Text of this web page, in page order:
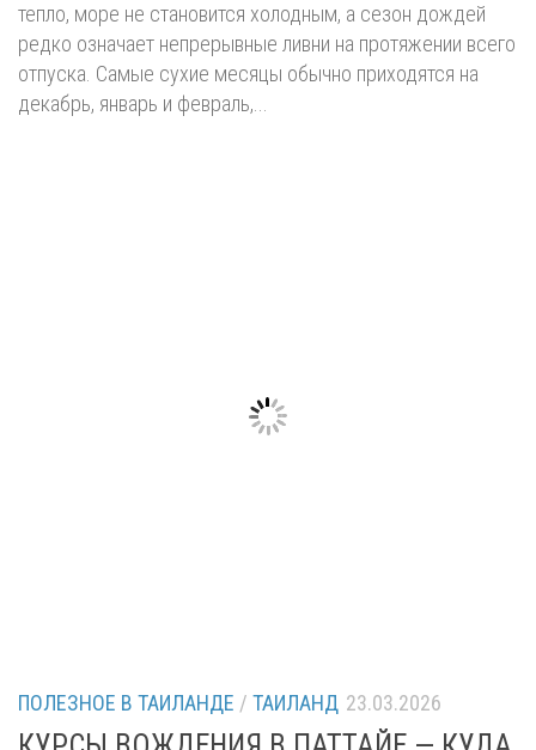
тепло, море не становится холодным, а сезон дождей
редко означает непрерывные ливни на протяжении всего
отпуска. Самые сухие месяцы обычно приходятся на
декабрь, январь и февраль,...
ПОЛЕЗНОЕ В ТАИЛАНДЕ / ТАИЛАНД 23.03.2026